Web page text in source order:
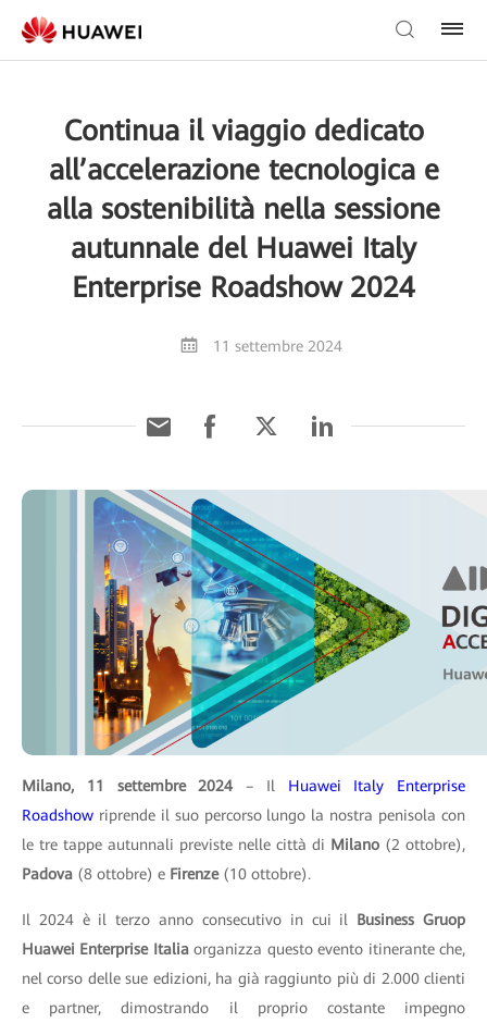
Continua il viaggio dedicato
all’accelerazione tecnologica e
alla sostenibilità nella sessione
autunnale del Huawei Italy
Enterprise Roadshow 2024
11 settembre 2024
Milano, 11 settembre 2024 – Il Huawei Italy Enterprise
Roadshow riprende il suo percorso lungo la nostra penisola con
le tre tappe autunnali previste nelle città di Milano (2 ottobre),
Padova (8 ottobre) e Firenze (10 ottobre).
Il 2024 è il terzo anno consecutivo in cui il Business Gruop
Huawei Enterprise Italiaorganizza questo evento itinerante che,
nel corso delle sue edizioni, ha già raggiunto più di 2.000 clienti
e partner, dimostrando il proprio costante impegno